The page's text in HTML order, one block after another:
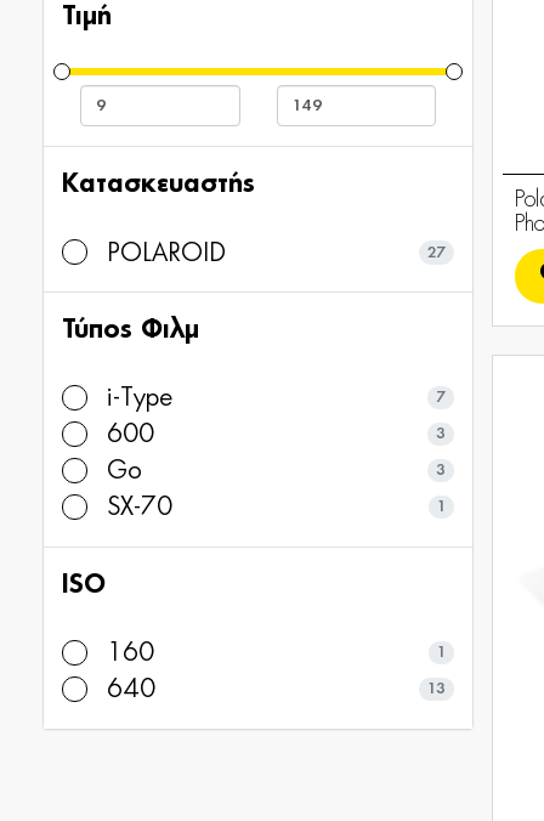
Τιμή
Κατασκευαστής
POLAROID 27
Τύπος Φιλμ
i-Type 7
600 3
Go 3
SX-70 1
ISO
160 1
640 13